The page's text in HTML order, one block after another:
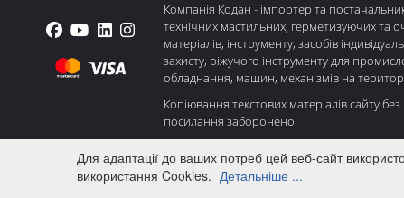
Компанія Кодан - імпортер та
технічних мастильних, герметизуючих та
матеріалів, інструменту, засобів
захисту, ріжучого інструменту для
обладнання, машин, механізмів на
Копіювання текстових матеріалів сайту без
посилання заборонено.
ПРО НАС ОПЛАТА І ДОСТАВКА
Для адаптації до ваших потреб цей веб-сайт
використання Cookies. Детальніше ...